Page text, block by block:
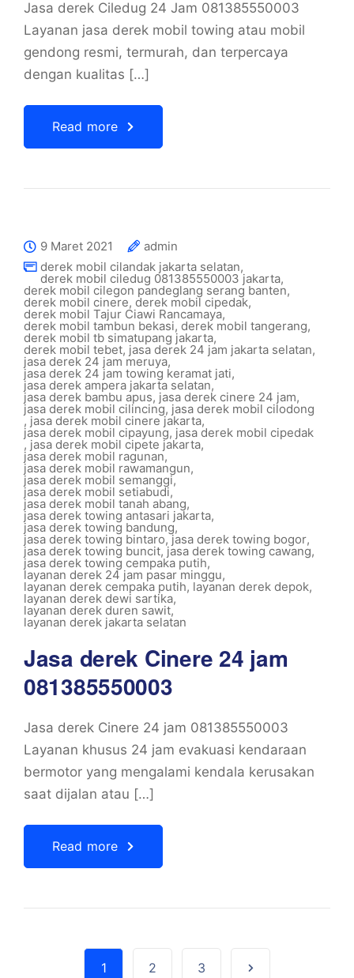
Jasa derek Ciledug 24 Jam 081385550003
Layanan jasa derek mobil towing atau mobil
gendong resmi, termurah, dan terpercaya
dengan kualitas […]
Read more
9 Maret 2021
admin
derek mobil cilandak jakarta selatan,
derek mobil ciledug 081385550003 jakarta,
derek mobil cilegon pandeglang serang banten,
derek mobil cinere, derek mobil cipedak,
derek mobil Tajur Ciawi Rancamaya,
derek mobil tambun bekasi, derek mobil tangerang,
derek mobil tb simatupang jakarta,
derek mobil tebet, jasa derek 24 jam jakarta selatan,
jasa derek 24 jam meruya,
jasa derek 24 jam towing keramat jati,
jasa derek ampera jakarta selatan,
jasa derek bambu apus, jasa derek cinere 24 jam,
jasa derek mobil cilincing, jasa derek mobil cilodong
, jasa derek mobil cinere jakarta,
jasa derek mobil cipayung, jasa derek mobil cipedak
, jasa derek mobil cipete jakarta,
jasa derek mobil ragunan,
jasa derek mobil rawamangun,
jasa derek mobil semanggi,
jasa derek mobil setiabudi,
jasa derek mobil tanah abang,
jasa derek towing antasari jakarta,
jasa derek towing bandung,
jasa derek towing bintaro,jasa derek towing bogor,
jasa derek towing buncit,jasa derek towing cawang,
jasa derek towing cempaka putih,
layanan derek 24 jam pasar minggu,
layanan derek cempaka putih, layanan derek depok,
layanan derek dewi sartika,
layanan derek duren sawit,
layanan derek jakarta selatan
Jasa derek Cinere 24 jam
081385550003
Jasa derek Cinere 24 jam 081385550003
Layanan khusus 24 jam evakuasi kendaraan
bermotor yang mengalami kendala kerusakan
saat dijalan atau […]
Read more
1 2 3